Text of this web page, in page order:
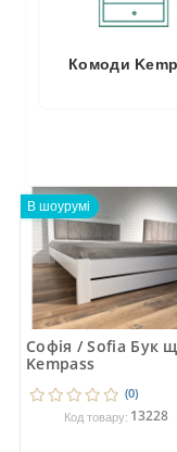
Комоди
В шоурумі
Софія / Sofia Бук
Kempass
(0)
Код товару: 13228